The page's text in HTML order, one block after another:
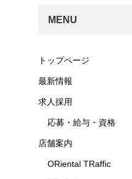
MENU
トップページ
最新情報
求人採用
応募・給与・資格
店舗案内
ORiental TRaffic